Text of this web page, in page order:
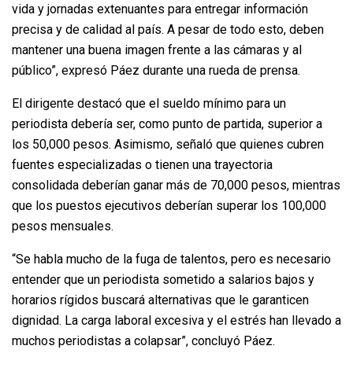
vida y jornadas extenuantes para entregar información
precisa y de calidad al país. A pesar de todo esto, deben
mantener una buena imagen frente a las cámaras y al
público”, expresó Páez durante una rueda de prensa.
El dirigente destacó que el sueldo mínimo para un
periodista debería ser, como punto de partida, superior a
los 50,000 pesos. Asimismo, señaló que quienes cubren
fuentes especializadas o tienen una trayectoria
consolidada deberían ganar más de 70,000 pesos, mientras
que los puestos ejecutivos deberían superar los 100,000
pesos mensuales.
“Se habla mucho de la fuga de talentos, pero es necesario
entender que un periodista sometido a salarios bajos y
horarios rígidos buscará alternativas que le garanticen
dignidad. La carga laboral excesiva y el estrés han llevado a
muchos periodistas a colapsar”, concluyó Páez.